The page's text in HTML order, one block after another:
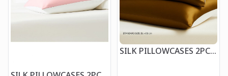
SILK PILLOWCASES 2PCS